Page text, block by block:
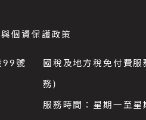
個資保護政策
99號 國稅及地方稅免付費
務)
服務時間：星期一至